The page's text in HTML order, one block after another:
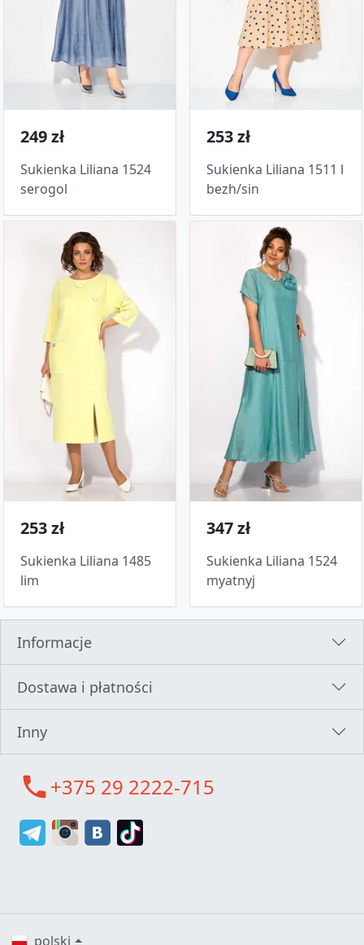
249 zł
Sukienka Liliana 1524
serogol
253 zł
Sukienka Liliana 1511 l
bezh/sin
253 zł
Sukienka Liliana 1485
lim
347 zł
Sukienka Liliana 1524
myatnyj
Informacje
Dostawa i płatności
Inny
call+375 29 2222-715
polski